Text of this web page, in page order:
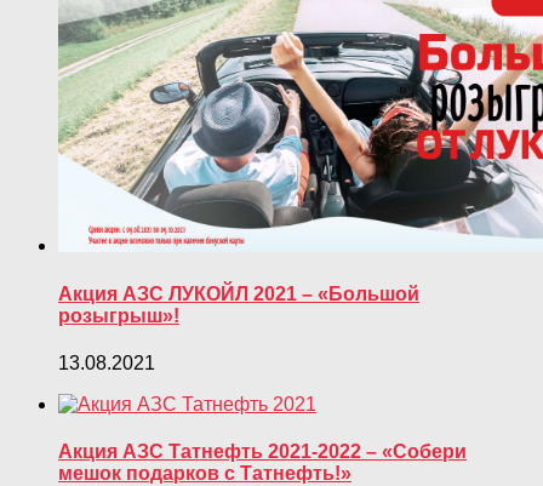
Акция АЗС ЛУКОЙЛ 2021 – «Большой
розыгрыш»!
13.08.2021
Акция АЗС Татнефть 2021-2022 – «Собери
мешок подарков с Татнефть!»